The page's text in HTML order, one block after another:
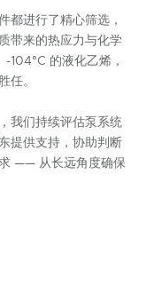
都进行了精心筛选，
带来的热应力与化学
104°C 的液化乙烯，
任。
我们持续评估泵系统
提供支持，协助判断
—— 从长远角度确保